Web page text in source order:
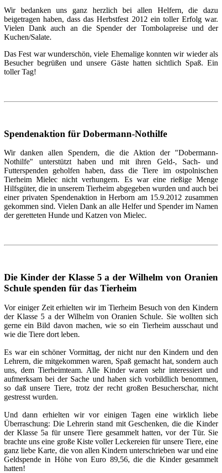
Wir bedanken uns ganz herzlich bei allen Helfern, die dazu
beigetragen haben, dass das Herbstfest 2012 ein toller Erfolg war.
Vielen Dank auch an die Spender der Tombolapreise und der
Kuchen/Salate.
Das Fest war wunderschön, viele Ehemalige konnten wir wieder als
Besucher begrüßen und unsere Gäste hatten sichtlich Spaß. Ein
toller Tag!
Spendenaktion für Dobermann-Nothilfe
Wir danken allen Spendern, die die Aktion der "Dobermann-
Nothilfe" unterstützt haben und mit ihren Geld-, Sach- und
Futterspenden geholfen haben, dass die Tiere im ostpolnischen
Tierheim Mielec nicht verhungern. Es war eine rießige Menge
Hilfsgüter, die in unserem Tierheim abgegeben wurden und auch bei
einer privaten Spendenaktion in Herborn am 15.9.2012 zusammen
gekommen sind. Vielen Dank an alle Helfer und Spender im Namen
der geretteten Hunde und Katzen von Mielec.
Die Kinder der Klasse 5 a der Wilhelm von Oranien
Schule spenden für das Tierheim
Vor einiger Zeit erhielten wir im Tierheim Besuch von den Kindern
der Klasse 5 a der Wilhelm von Oranien Schule. Sie wollten sich
gerne ein Bild davon machen, wie so ein Tierheim ausschaut und
wie die Tiere dort leben.
Es war ein schöner Vormittag, der nicht nur den Kindern und den
Lehrern, die mitgekommen waren, Spaß gemacht hat, sondern auch
uns, dem Tierheimteam. Alle Kinder waren sehr interessiert und
aufmerksam bei der Sache und haben sich vorbildlich benommen,
so daß unsere Tiere, trotz der recht großen Besucherschar, nicht
gestresst wurden.
Und dann erhielten wir vor einigen Tagen eine wirklich liebe
Überraschung: Die Lehrerin stand mit Geschenken, die die Kinder
der Klasse 5a für unsere Tiere gesammelt hatten, vor der Tür. Sie
brachte uns eine große Kiste voller Leckereien für unsere Tiere, eine
ganz liebe Karte, die von allen Kindern unterschrieben war und eine
Geldspende in Höhe von Euro 89,56, die die Kinder gesammelt
hatten!